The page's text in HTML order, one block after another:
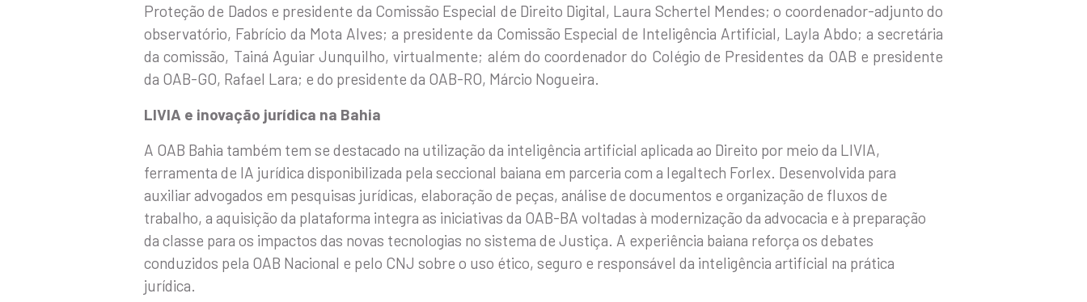
Proteção de Dados e presidente da Comissão Especial de Direito Digital, Laura Schertel Mendes; o coordenador-adjunto do
observatório, Fabrício da Mota Alves; a presidente da Comissão Especial de Inteligência Artificial, Layla Abdo; a secretária
da comissão, Tainá Aguiar Junquilho, virtualmente; além do coordenador do Colégio de Presidentes da OAB e presidente
da OAB-GO, Rafael Lara; e do presidente da OAB-RO, Márcio Nogueira.
LIVIA e inovação jurídica na Bahia
A OAB Bahia também tem se destacado na utilização da inteligência artificial aplicada ao Direito por meio da LIVIA,
ferramenta de IA jurídica disponibilizada pela seccional baiana em parceria com a legaltech Forlex. Desenvolvida para
auxiliar advogados em pesquisas jurídicas, elaboração de peças, análise de documentos e organização de fluxos de
trabalho, a aquisição da plataforma integra as iniciativas da OAB-BA voltadas à modernização da advocacia e à preparação
da classe para os impactos das novas tecnologias no sistema de Justiça. A experiência baiana reforça os debates
conduzidos pela OAB Nacional e pelo CNJ sobre o uso ético, seguro e responsável da inteligência artificial na prática
jurídica.